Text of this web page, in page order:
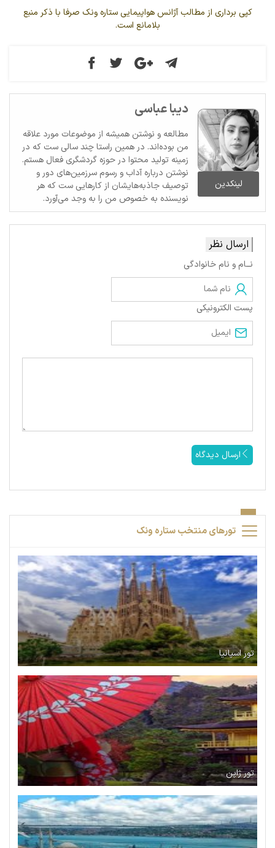
کپی برداری از مطالب آژانس هواپیمایی ستاره ونک صرفا با ذکر منبع
بلامانع است.
لینکدین
دیبا عباسی
مطالعه و نوشتن همیشه از موضوعات مورد علاقه
من بوده‌اند. در همین راستا چند سالی ست که در
زمینه تولید محتوا در حوزه گردشگری فعال هستم.
نوشتن درباره آداب و رسوم سرزمین‌های دور و
توصیف جاذبه‌هایشان از کارهایی ست که هر
نویسنده به خصوص من را به وجد می‌آورد.
ارسال نظر
نــام و نام خانوادگی
پست الکترونیکی
ارسال دیدگاه
تورهای منتخب ستاره ونک
تور اسپانیا
تور ژاپن